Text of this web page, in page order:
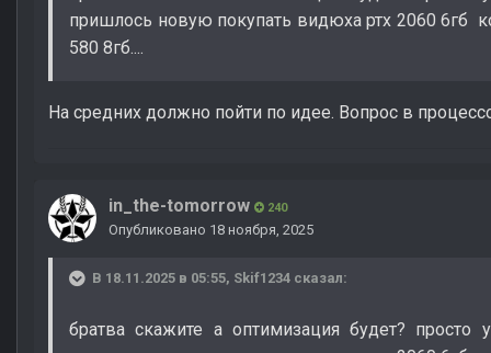
пришлось новую покупать видюха ртх 2060 6гб
580 8гб....
На средних должно пойти по идее. Вопрос в
in_the-tomorrow 240
Опубликовано 18 ноября, 2025
В 18.11.2025 в 05:55, Skif1234 сказал:
братва скажите а оптимизация будет?